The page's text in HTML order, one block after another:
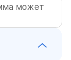
может